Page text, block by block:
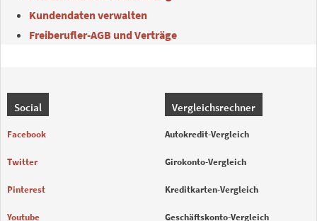
Kundendaten verwalten
Freiberufler-AGB und Verträge
Social
Facebook
Twitter
Pinterest
Youtube
Vergleichsrechner
Autokredit-Vergleich
Girokonto-Vergleich
Kreditkarten-Vergleich
Geschäftskonto-Vergleich